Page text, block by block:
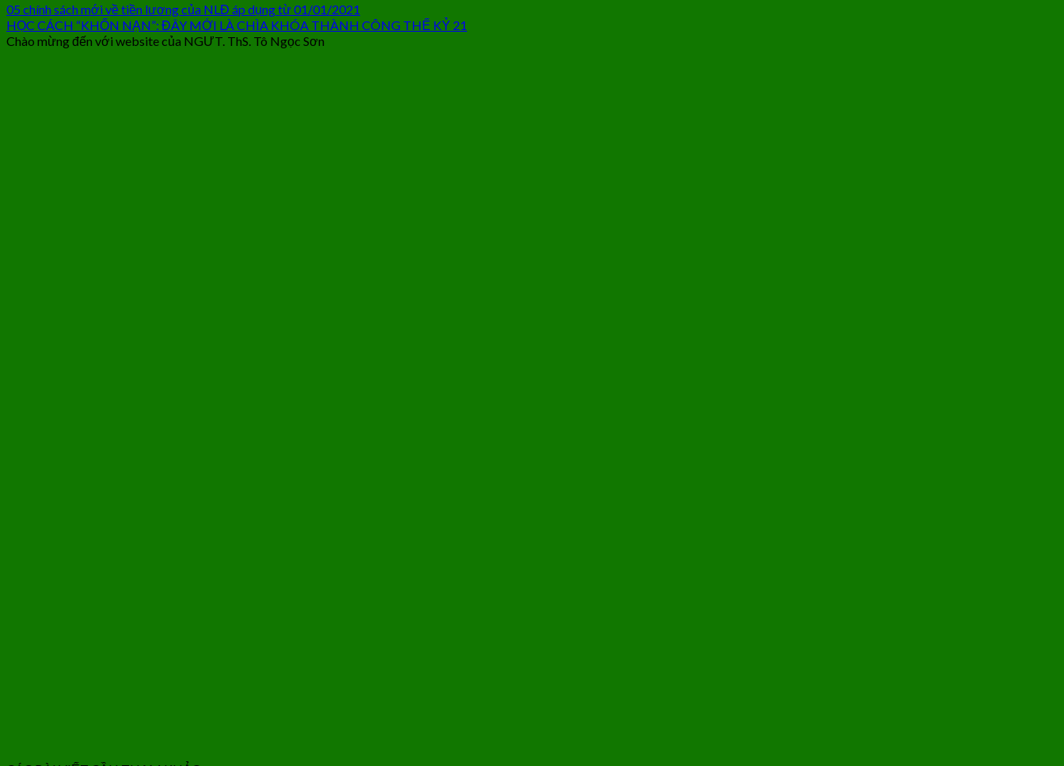
05 chính sách mới về tiền lương của NLĐ áp dụng từ 01/01/2021
HỌC CÁCH “KHỐN NẠN”: ĐÂY MỚI LÀ CHÌA KHÓA THÀNH CÔNG THẾ KỶ 21
Chào mừng đến với website của NGƯT. ThS. Tô Ngọc Sơn